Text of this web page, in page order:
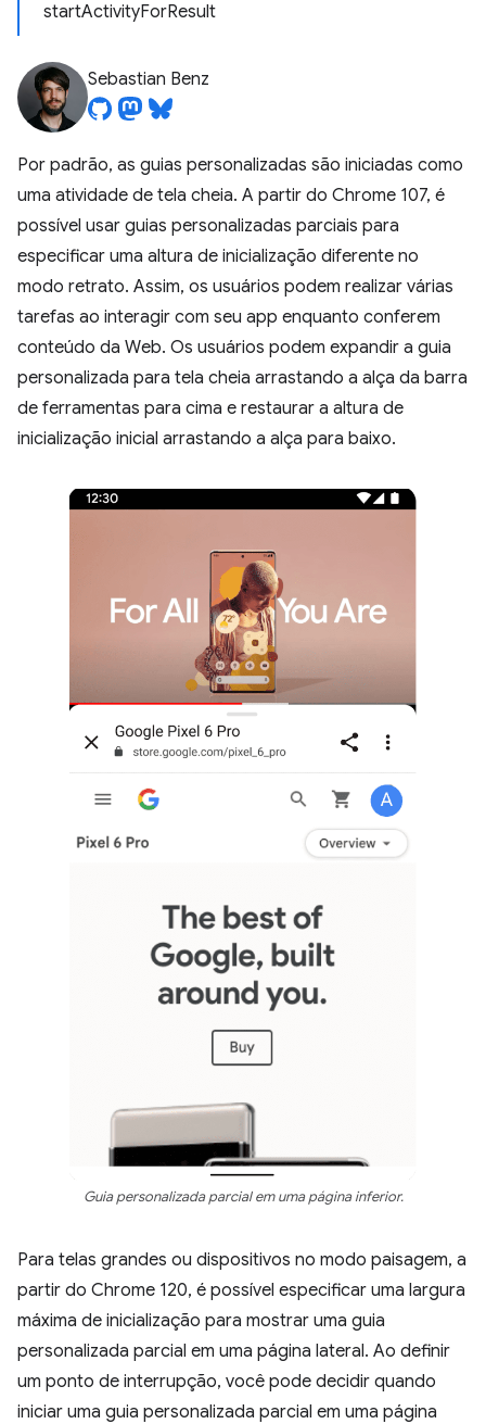
startActivityForResult
Sebastian Benz
Por padrão, as guias personalizadas são iniciadas como
uma atividade de tela cheia. A partir do Chrome 107, é
possível usar guias personalizadas parciais para
especificar uma altura de inicialização diferente no
modo retrato. Assim, os usuários podem realizar várias
tarefas ao interagir com seu app enquanto conferem
conteúdo da Web. Os usuários podem expandir a guia
personalizada para tela cheia arrastando a alça da barra
de ferramentas para cima e restaurar a altura de
inicialização inicial arrastando a alça para baixo.
Guia personalizada parcial em uma página inferior.
Para telas grandes ou dispositivos no modo paisagem, a
partir do Chrome 120, é possível especificar uma largura
máxima de inicialização para mostrar uma guia
personalizada parcial em uma página lateral. Ao definir
um ponto de interrupção, você pode decidir quando
iniciar uma guia personalizada parcial em uma página